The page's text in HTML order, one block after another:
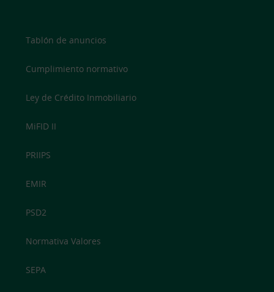
Tablón de anuncios
Cumplimiento normativo
Ley de Crédito Inmobiliario
MiFID II
PRIIPS
EMIR
PSD2
Normativa Valores
SEPA